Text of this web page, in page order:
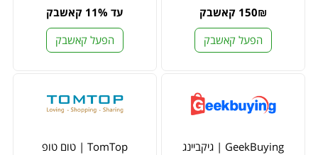
150₪ קאשבק
הפעל קאשבק
עד 11% קאשבק
הפעל קאשבק
GeekBuying | גיקביינג
TomTop | טום טופ